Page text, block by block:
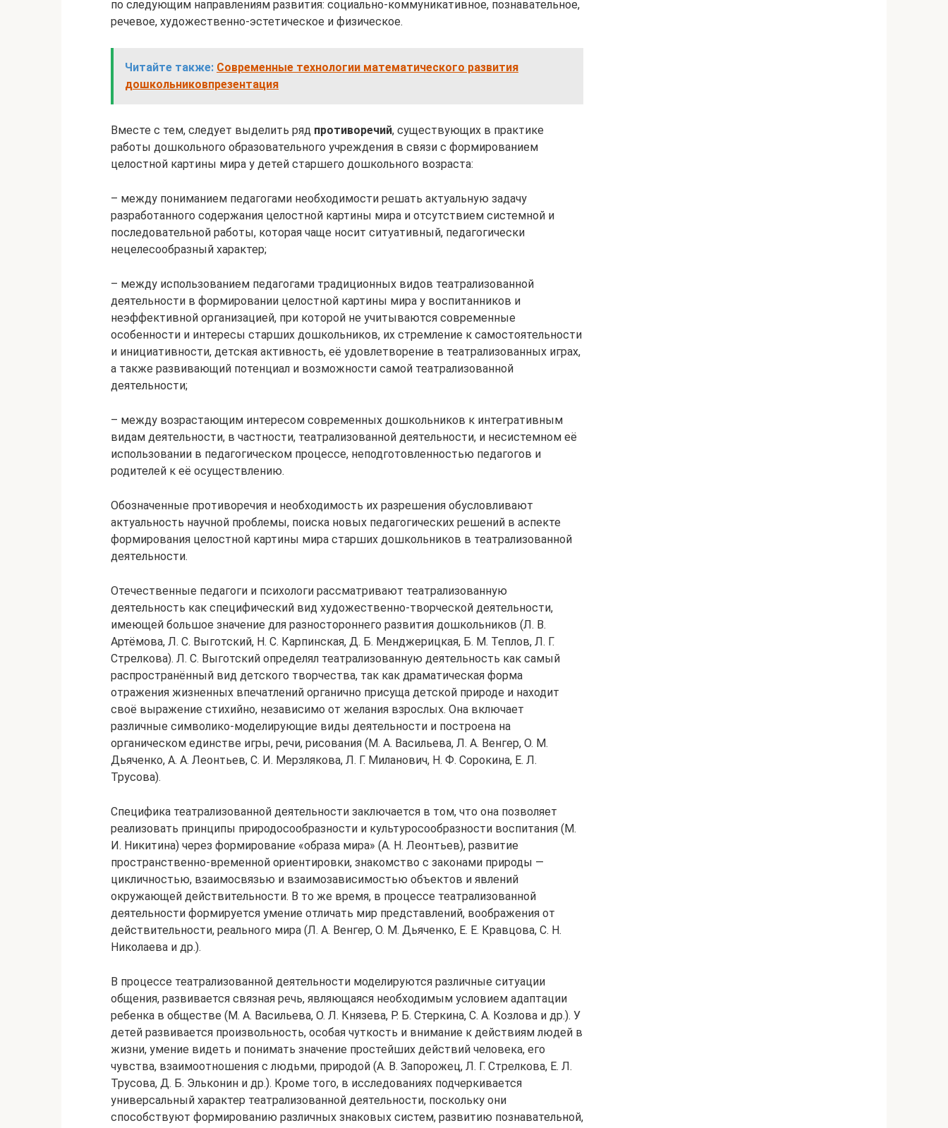
по следующим направлениям развития: социально-коммуникативное, познавательное,
речевое, художественно-эстетическое и физическое.
Читайте также: Современные технологии математического развития
дошкольниковпрезентация
Вместе с тем, следует выделить ряд противоречий, существующих в практике
работы дошкольного образовательного учреждения в связи с формированием
целостной картины мира у детей старшего дошкольного возраста:
– между пониманием педагогами необходимости решать актуальную задачу
разработанного содержания целостной картины мира и отсутствием системной и
последовательной работы, которая чаще носит ситуативный, педагогически
нецелесообразный характер;
– между использованием педагогами традиционных видов театрализованной
деятельности в формировании целостной картины мира у воспитанников и
неэффективной организацией, при которой не учитываются современные
особенности и интересы старших дошкольников, их стремление к самостоятельности
и инициативности, детская активность, её удовлетворение в театрализованных играх,
а также развивающий потенциал и возможности самой театрализованной
деятельности;
– между возрастающим интересом современных дошкольников к интегративным
видам деятельности, в частности, театрализованной деятельности, и несистемном её
использовании в педагогическом процессе, неподготовленностью педагогов и
родителей к её осуществлению.
Обозначенные противоречия и необходимость их разрешения обусловливают
актуальность научной проблемы, поиска новых педагогических решений в аспекте
формирования целостной картины мира старших дошкольников в театрализованной
деятельности.
Отечественные педагоги и психологи рассматривают театрализованную
деятельность как специфический вид художественно-творческой деятельности,
имеющей большое значение для разностороннего развития дошкольников (Л. В.
Артёмова, Л. С. Выготский, Н. С. Карпинская, Д. Б. Менджерицкая, Б. М. Теплов, Л. Г.
Стрелкова). Л. С. Выготский определял театрализованную деятельность как самый
распространённый вид детского творчества, так как драматическая форма
отражения жизненных впечатлений органично присуща детской природе и находит
своё выражение стихийно, независимо от желания взрослых. Она включает
различные символико-моделирующие виды деятельности и построена на
органическом единстве игры, речи, рисования (М. А. Васильева, Л. А. Венгер, О. М.
Дьяченко, А. А. Леонтьев, С. И. Мерзлякова, Л. Г. Миланович, Н. Ф. Сорокина, Е. Л.
Трусова).
Специфика театрализованной деятельности заключается в том, что она позволяет
реализовать принципы природосообразности и культуросообразности воспитания (М.
И. Никитина) через формирование «образа мира» (А. Н. Леонтьев), развитие
пространственно-временной ориентировки, знакомство с законами природы —
цикличностью, взаимосвязью и взаимозависимостью объектов и явлений
окружающей действительности. В то же время, в процессе театрализованной
деятельности формируется умение отличать мир представлений, воображения от
действительности, реального мира (Л. А. Венгер, О. М. Дьяченко, Е. Е. Кравцова, С. Н.
Николаева и др.).
В процессе театрализованной деятельности моделируются различные ситуации
общения, развивается связная речь, являющаяся необходимым условием адаптации
ребенка в обществе (М. А. Васильева, О. Л. Князева, Р. Б. Стеркина, С. А. Козлова и др.). У
детей развивается произвольность, особая чуткость и внимание к действиям людей в
жизни, умение видеть и понимать значение простейших действий человека, его
чувства, взаимоотношения с людьми, природой (A. B. Запорожец, Л. Г. Стрелкова, Е. Л.
Трусова, Д. Б. Эльконин и др.). Кроме того, в исследованиях подчеркивается
универсальный характер театрализованной деятельности, поскольку они
способствуют формированию различных знаковых систем, развитию познавательной,